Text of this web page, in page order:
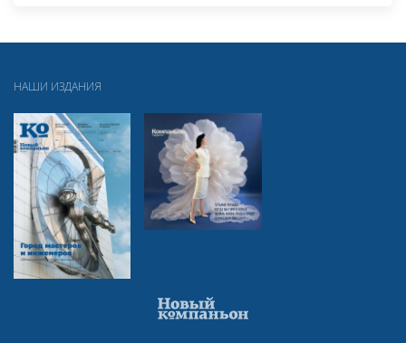
НАШИ ИЗДАНИЯ